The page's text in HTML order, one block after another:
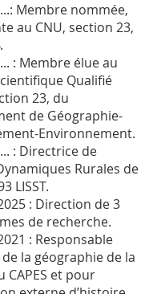
Membre nommée,
au CNU, section 23,
: Membre élue au
Qualifié
23, du
de Géographie-
Environnement.
: Directrice de
Rurales de
LISST.
: Direction de 3
de recherche.
: Responsable
la géographie de la
CAPES et pour